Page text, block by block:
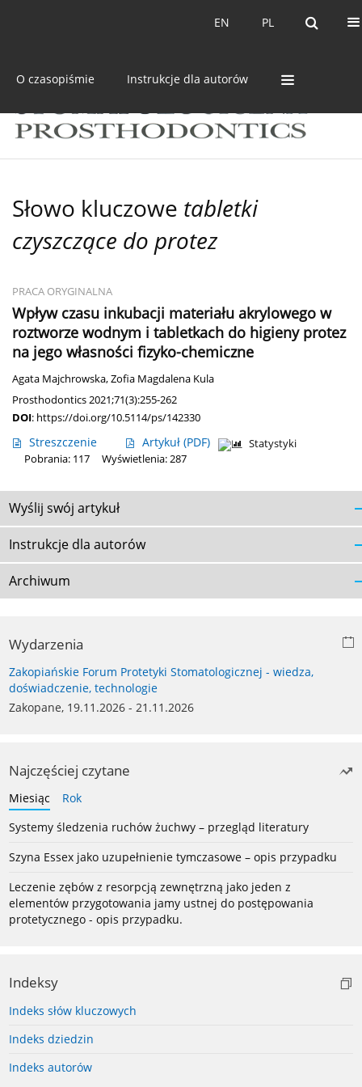
PL
EN PL
EN
O czasopiśmie Instrukcje dla autorów
Słowo kluczowe tabletki
czyszczące do protez
PRACA ORYGINALNA
Wpływ czasu inkubacji materiału akrylowego w
roztworze wodnym i tabletkach do higieny protez
na jego własności fizyko-chemiczne
Agata Majchrowska,Zofia Magdalena Kula
Prosthodontics 2021;71(3):255-262
DOI: https://doi.org/10.5114/ps/142330
Streszczenie Artykuł (PDF)
Statystyki
Pobrania: 117
Wyświetlenia: 287
Wyślij swój artykuł
Instrukcje dla autorów
Archiwum
Wydarzenia
Zakopiańskie Forum Protetyki Stomatologicznej - wiedza,
doświadczenie, technologie
Zakopane, 19.11.2026 - 21.11.2026
Najczęściej czytane
Miesiąc
Rok
Systemy śledzenia ruchów żuchwy – przegląd literatury
Szyna Essex jako uzupełnienie tymczasowe – opis przypadku
Leczenie zębów z resorpcją zewnętrzną jako jeden z
elementów przygotowania jamy ustnej do postępowania
protetycznego - opis przypadku.
Indeksy
Indeks słów kluczowych
Indeks dziedzin
Indeks autorów